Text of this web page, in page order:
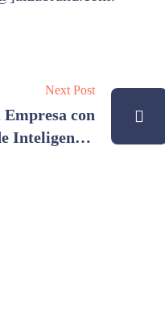
Next Post
con
Inteligencia